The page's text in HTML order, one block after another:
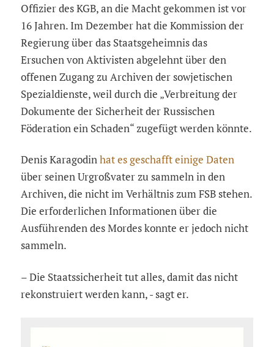
Offizier des KGB, an die Macht gekommen ist vor
16 Jahren. Im Dezember hat die Kommission der
Regierung über das Staatsgeheimnis das
Ersuchen von Aktivisten abgelehnt über den
offenen Zugang zu Archiven der sowjetischen
Spezialdienste, weil durch die „Verbreitung der
Dokumente der Sicherheit der Russischen
Föderation ein Schaden“ zugefügt werden könnte.
Denis Karagodinhat es geschafft einige Daten
über seinen Urgroßvater zu sammeln in den
Archiven, die nicht im Verhältnis zum FSB stehen.
Die erforderlichen Informationen über die
Ausführenden des Mordes konnte er jedoch nicht
sammeln.
– Die Staatssicherheit tut alles, damit das nicht
rekonstruiert werden kann, - sagt er.